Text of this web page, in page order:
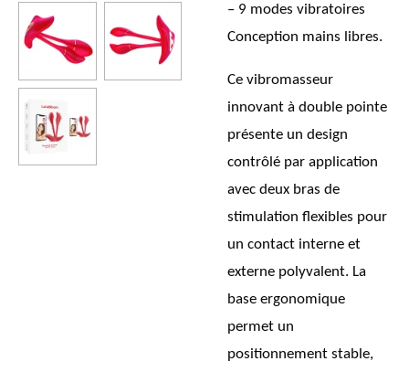
– 9 modes vibratoires
Conception mains libres.
Ce vibromasseur
innovant à double pointe
présente un design
contrôlé par application
avec deux bras de
stimulation flexibles pour
un contact interne et
externe polyvalent. La
base ergonomique
permet un
positionnement stable,